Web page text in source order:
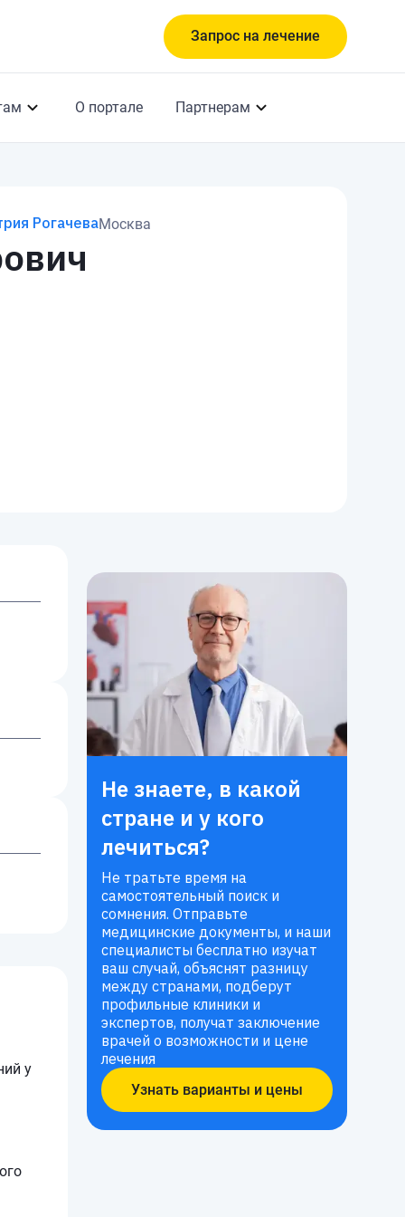
Запрос на лечение
О портале Партнерам
РогачеваМосква
у
Не знаете, в какой
стране и у кого
лечиться?
Не тратьте время на
самостоятельный поиск и
сомнения. Отправьте
медицинские документы, и наши
специалисты бесплатно изучат
ваш случай, объяснят разницу
между странами, подберут
профильные клиники и
экспертов, получат заключение
врачей о возможности и цене
лечения
Узнать варианты и цены